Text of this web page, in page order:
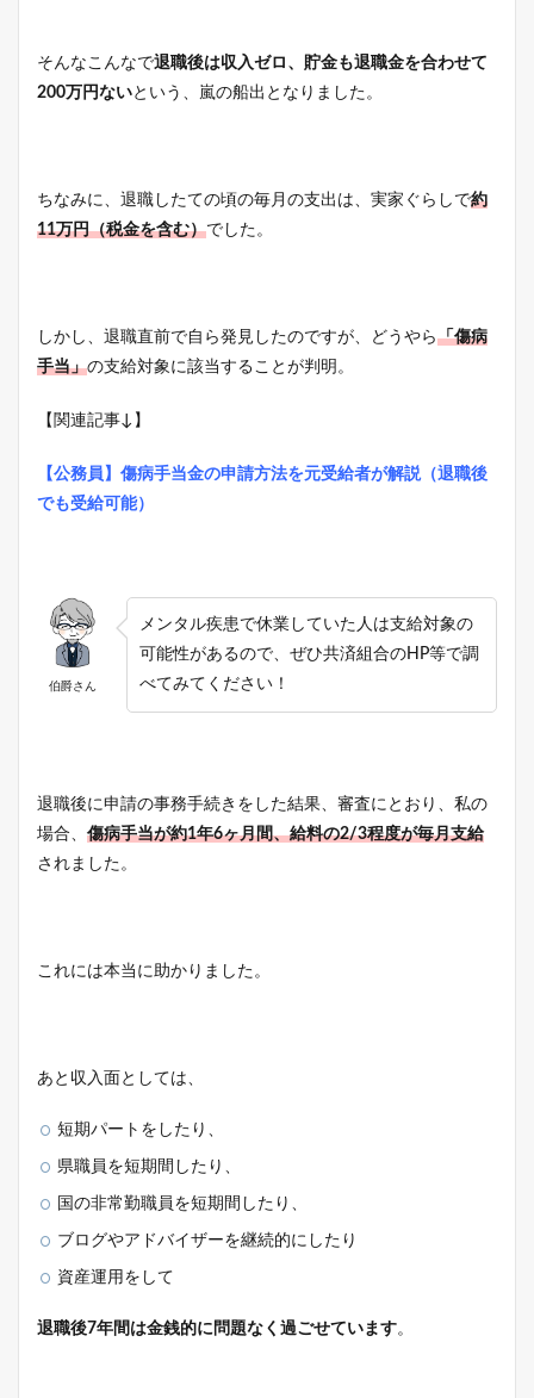
そんなこんなで退職後は収入ゼロ、貯金も退職金を合わせて
200万円ないという、嵐の船出となりました。
ちなみに、退職したての頃の毎月の支出は、実家ぐらしで約
11万円（税金を含む）でした。
しかし、退職直前で自ら発見したのですが、どうやら「傷病
手当」の支給対象に該当することが判明。
【関連記事↓】
【公務員】傷病手当金の申請方法を元受給者が解説（退職後
でも受給可能）
伯爵さん
メンタル疾患で休業していた人は支給対象の
可能性があるので、ぜひ共済組合のHP等で調
べてみてください！
退職後に申請の事務手続きをした結果、審査にとおり、私の
場合、 傷病手当が約1年6ヶ月間、給料の2/3程度が毎月支給
されました。
これには本当に助かりました。
あと収入面としては、
短期パートをしたり、
県職員を短期間したり、
国の非常勤職員を短期間したり、
ブログやアドバイザーを継続的にしたり
資産運用をして
退職後7年間は金銭的に問題なく過ごせています。